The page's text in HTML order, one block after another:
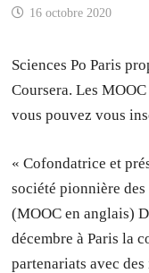
16 octobre 2020
Sciences Po Paris
Coursera. Les
vous pouvez vous
« Cofondatrice et
société pionnière
(MOOC en anglais)
décembre à Paris la
partenariats avec